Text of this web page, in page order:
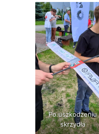
Po uszkodzeniu
skrzydła